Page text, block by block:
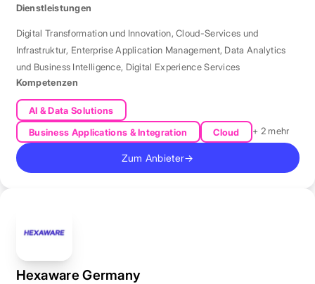
Dienstleistungen
Digital Transformation und Innovation,Cloud-Services und
Infrastruktur, Enterprise Application Management, Data Analytics
und Business Intelligence, Digital Experience Services
Kompetenzen
AI & Data Solutions
Business Applications & Integration
Cloud + 2 mehr
Zum Anbieter→
Hexaware Germany